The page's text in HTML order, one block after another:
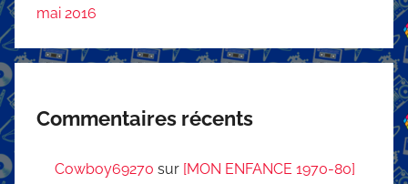
mai 2016
Commentaires récents
Cowboy69270 sur [MON ENFANCE 1970-80]